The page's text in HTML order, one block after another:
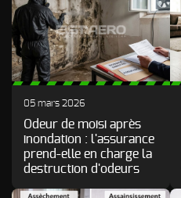
05 mars 2026
Odeur de moisi après
inondation : l'assurance
prend-elle en charge la
destruction d'odeurs